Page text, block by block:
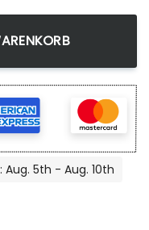
5th - Aug. 10th